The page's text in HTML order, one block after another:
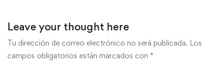
Leave your thought here
Tu dirección de correo electrónico no será publicada. Los
campos obligatorios están marcados con *